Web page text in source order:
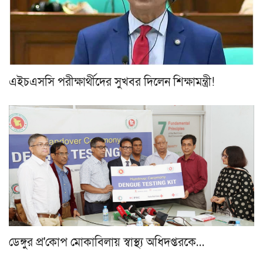
এইচএসসি পরীক্ষার্থীদের সুখবর দিলেন শিক্ষামন্ত্রী!
ডেঙ্গুর প্র'কোপ মোকাবিলায় স্বাস্থ্য অধিদপ্তরকে…